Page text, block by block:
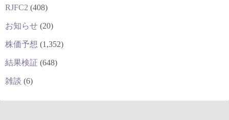
RJFC2 (408)
お知らせ (20)
株価予想 (1,352)
結果検証 (648)
雑談 (6)